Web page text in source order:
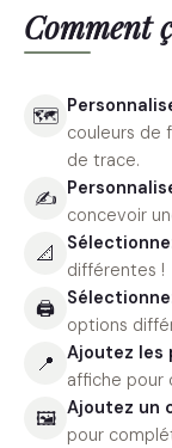
Comment
🗺
couleurs de
de trace.
✍️
concevoir
📐
différentes !
🖨
options
📍 Ajoutez les
affiche pour
🖼 Ajoutez un
pour